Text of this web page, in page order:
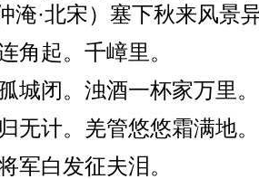
淹·北宋）塞下秋来风景
角起。千嶂里。
城闭。浊酒一杯家万里。
无计。羌管悠悠霜满地。
军白发征夫泪。